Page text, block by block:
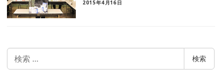
2015年4月16日
索
検索